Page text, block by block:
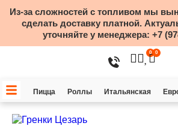
Из-за сложностей с топливом мы
сделать доставку платной.
уточняйте у менеджера: +7
0 0
Пицца Роллы Итальянская